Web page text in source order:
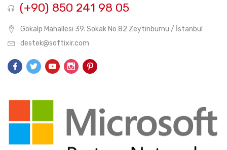
(+90) 850 241 98 05
Gökalp Mahallesi 39. Sokak No:82 Zeytinburnu / İstanbul
destek@softixir.com